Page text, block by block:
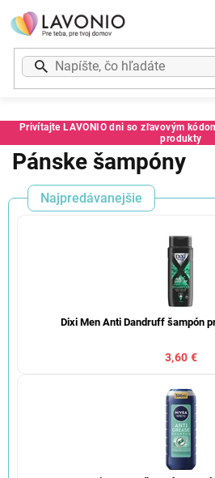
Prejsť
na
obsah
Privítajte LAVONIO dni so zľavovým
produkty
Pánske šampóny
Najpredávanejšie
Dixi Men Anti Dandruff šampón
3,60 €